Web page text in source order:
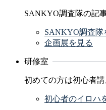
SANKYO調査隊の記
SANKYO調査隊
企画展を見る
研修室
初めての方は初心者講
初心者のイロハ